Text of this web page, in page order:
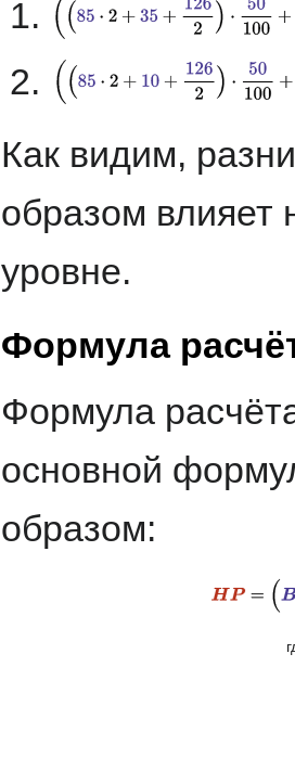
Как видим,
образом влияет
уровне.
Формула
Формула
основной
образом: